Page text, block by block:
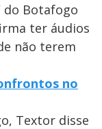
do Botafogo
ter áudios
não terem
no
Textor disse